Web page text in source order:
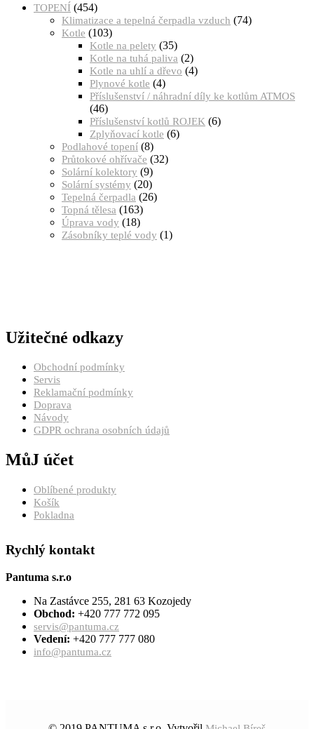
TOPENÍ (454)
Klimatizace a tepelná čerpadla vzduch (74)
Kotle (103)
Kotle na pelety (35)
Kotle na tuhá paliva (2)
Kotle na uhlí a dřevo (4)
Plynové kotle (4)
Příslušenství / náhradní díly ke kotlům ATMOS
(46)
Příslušenství kotlů ROJEK (6)
Zplyňovací kotle (6)
Podlahové topení (8)
Průtokové ohřívače (32)
Solární kolektory (9)
Solární systémy (20)
Tepelná čerpadla (26)
Topná tělesa (163)
Úprava vody (18)
Zásobníky teplé vody (1)
Užitečné odkazy
Obchodní podmínky
Servis
Reklamační podmínky
Doprava
Návody
GDPR ochrana osobních údajů
MůJ účet
Oblíbené produkty
Košík
Pokladna
Rychlý kontakt
Pantuma s.r.o
Na Zastávce 255, 281 63 Kozojedy
Obchod: +420 777 772 095
servis@pantuma.cz
Vedení: +420 777 777 080
info@pantuma.cz